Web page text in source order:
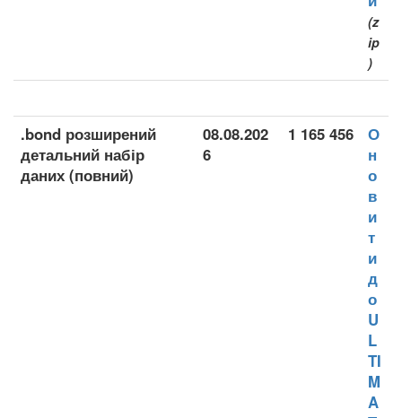
(z
ip
)
.bond розширений
детальний набір
даних (повний)
08.08.202
6
1 165 456
О
н
о
в
и
т
и
д
о
U
L
TI
M
A